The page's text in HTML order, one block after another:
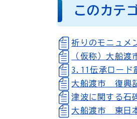
このカテ
祈りのモニュメ
（仮称）大船
3.11伝承ロード
大船渡市 復興
津波に関する石
大船渡市 東日